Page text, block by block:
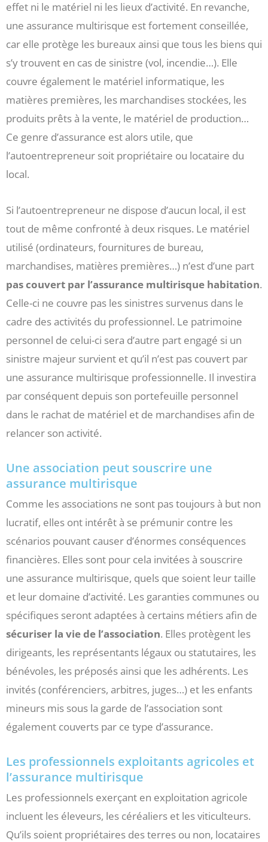
effet ni le matériel ni les lieux d’activité. En revanche,
une assurance multirisque est fortement conseillée,
car elle protège les bureaux ainsi que tous les biens qui
s’y trouvent en cas de sinistre (vol, incendie…). Elle
couvre également le matériel informatique, les
matières premières, les marchandises stockées, les
produits prêts à la vente, le matériel de production…
Ce genre d’assurance est alors utile, que
l’autoentrepreneur soit propriétaire ou locataire du
local.
Si l’autoentrepreneur ne dispose d’aucun local, il est
tout de même confronté à deux risques. Le matériel
utilisé (ordinateurs, fournitures de bureau,
marchandises, matières premières…) n’est d’une part
pas couvert par l’assurance multirisque habitation.
Celle-ci ne couvre pas les sinistres survenus dans le
cadre des activités du professionnel. Le patrimoine
personnel de celui-ci sera d’autre part engagé si un
sinistre majeur survient et qu’il n’est pas couvert par
une assurance multirisque professionnelle. Il investira
par conséquent depuis son portefeuille personnel
dans le rachat de matériel et de marchandises afin de
relancer son activité.
Une association peut souscrire une
assurance multirisque
Comme les associations ne sont pas toujours à but non
lucratif, elles ont intérêt à se prémunir contre les
scénarios pouvant causer d’énormes conséquences
financières. Elles sont pour cela invitées à souscrire
une assurance multirisque, quels que soient leur taille
et leur domaine d’activité. Les garanties communes ou
spécifiques seront adaptées à certains métiers afin de
sécuriser la vie de l’association. Elles protègent les
dirigeants, les représentants légaux ou statutaires, les
bénévoles, les préposés ainsi que les adhérents. Les
invités (conférenciers, arbitres, juges…) et les enfants
mineurs mis sous la garde de l’association sont
également couverts par ce type d’assurance.
Les professionnels exploitants agricoles et
l’assurance multirisque
Les professionnels exerçant en exploitation agricole
incluent les éleveurs, les céréaliers et les viticulteurs.
Qu’ils soient propriétaires des terres ou non, locataires